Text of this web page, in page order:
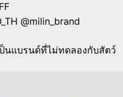
@milin_brand
ป็นแบรนด์ที่ไม่ทดลองกับสัตว์